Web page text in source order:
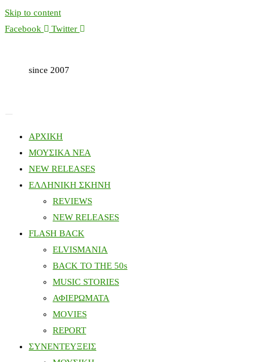
Skip to content
Facebook
Twitter
since 2007
ΑΡΧΙΚΗ
ΜΟΥΣΙΚΑ ΝΕΑ
NEW RELEASES
ΕΛΛΗΝΙΚΗ ΣΚΗΝΗ
REVIEWS
NEW RELEASES
FLASH BACK
ELVISMANIA
BACK TO THE 50s
MUSIC STORIES
ΑΦΙΕΡΩΜΑΤΑ
MOVIES
REPORT
ΣΥΝΕΝΤΕΥΞΕΙΣ